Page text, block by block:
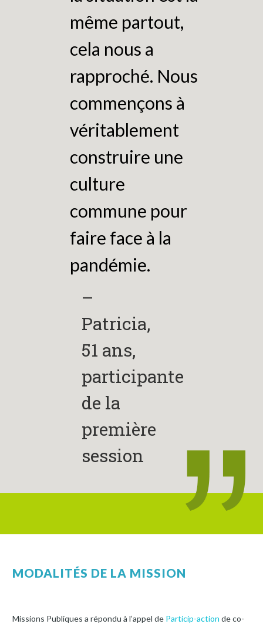
même partout,
cela nous a
rapproché. Nous
commençons à
véritablement
construire une
culture
commune pour
faire face à la
pandémie.
–
Patricia,
51 ans,
participante
de la
première
session
MODALITÉS DE LA MISSION
Missions Publiques a répondu à l’appel de Particip-action de co-